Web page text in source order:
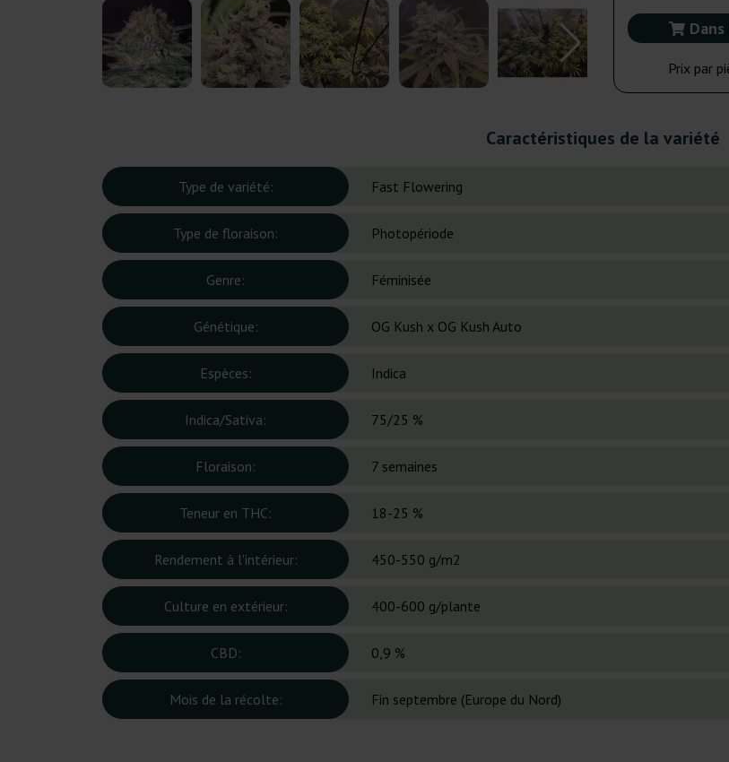
Prix par
Caractéristiques de la variété
Type de variété: Fast Flowering
Type de floraison: Photopériode
Genre: Féminisée
Génétique: OG Kush x OG Kush Auto
Espèces: Indica
Indica/Sativa: 75/25 %
Floraison: 7 semaines
Teneur en THC: 18-25 %
Rendement à l'intérieur: 450-550 g/m2
Culture en extérieur: 400-600 g/plante
CBD: 0,9 %
Mois de la récolte: Fin septembre (Europe du Nord)